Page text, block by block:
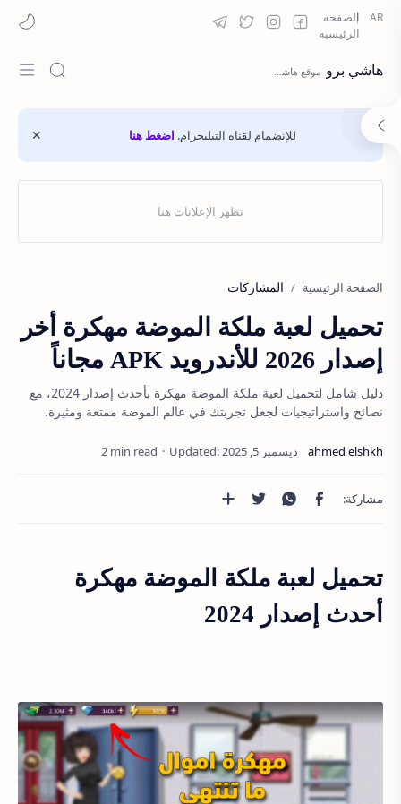
هاشي برو
للإنضمام لقناه التيليجرام. اضغط هنا
الصفحة الرئيسية المشاركات
تحميل لعبة ملكة الموضة مهكرة أخر
إصدار 2026 للأندرويد APK مجاناً
دليل شامل لتحميل لعبة ملكة الموضة مهكرة بأحدث إصدار 2024، مع
نصائح واستراتيجيات لجعل تجربتك في عالم الموضة ممتعة ومثيرة.
2 min read
تحميل لعبة ملكة الموضة مهكرة
أحدث إصدار 2024